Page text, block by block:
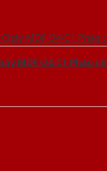
MDF O4-C1 Phào